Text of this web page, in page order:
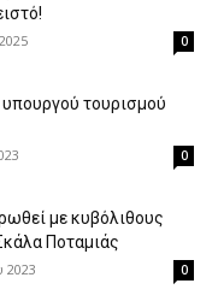
0
τουρισμού
0
με κυβόλιθους
Ποταμιάς
2023 0